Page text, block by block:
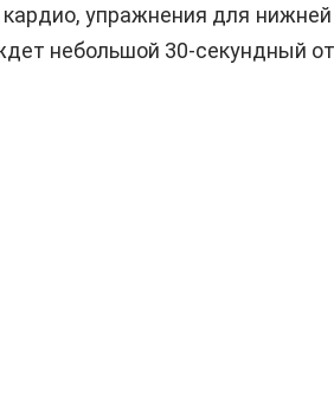
кардио, упражнения для
небольшой 30-секундный